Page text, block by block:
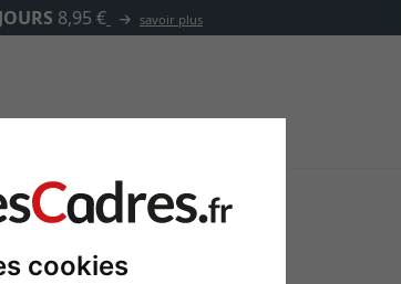
cookies